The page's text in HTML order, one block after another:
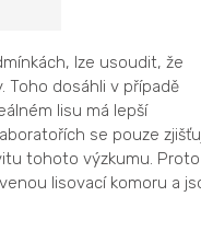
lze usoudit, že
Toho dosáhli v případě
lisu má lepší
se pouze
tohoto výzkumu.
lisovací komoru a